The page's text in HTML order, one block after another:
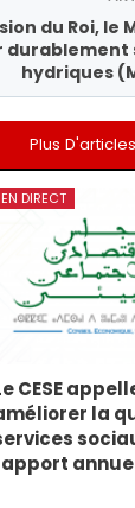
du Roi, le
durablement
hydriques
Plus
EN DIRECT
CESE
la